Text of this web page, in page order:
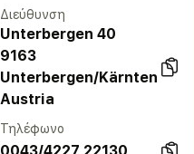
Διεύθυνση
Unterbergen 40
9163
Unterbergen/Kärnten
Austria
Τηλέφωνο
0043/4227 22130